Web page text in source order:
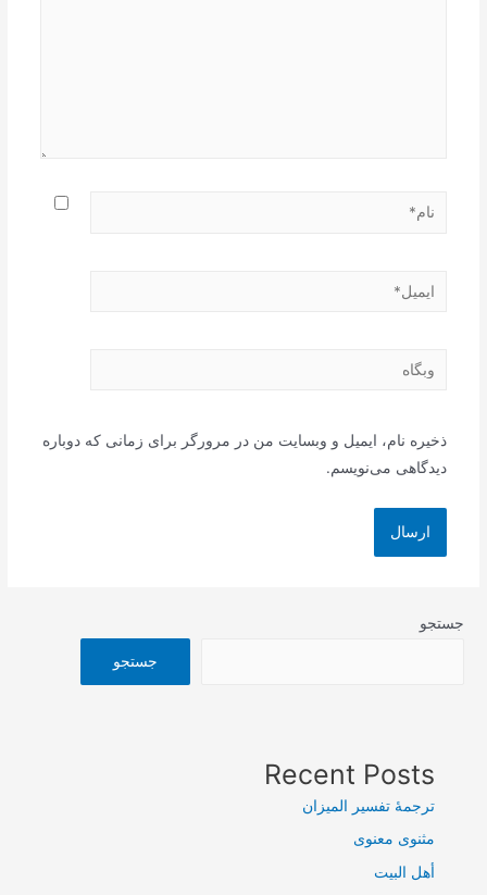
نام*
ایمیل*
وبگاه
ذخیره نام، ایمیل و وبسایت من در مرورگر برای زمانی که دوباره
دیدگاهی می‌نویسم.
جستجو
جستجو
Recent Posts
ترجمۀ تفسیر المیزان
مثنوی معنوی
أهل البيت